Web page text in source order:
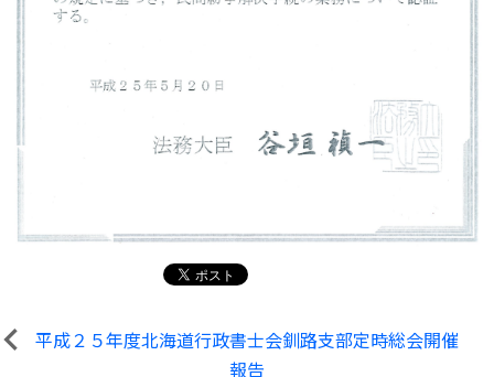
平成２５年度北海道行政書士会釧路支部定時総会開催
報告